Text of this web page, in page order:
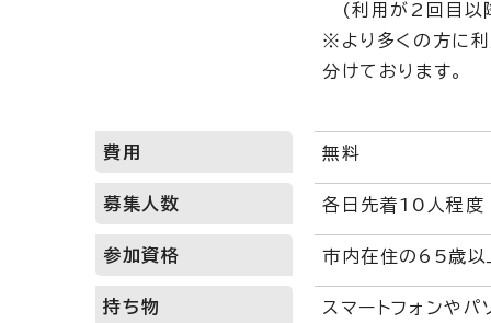
(利用が2回目以
※より多くの方に
分けております。
費用 無料
募集人数 各日先着10人程度
参加資格 市内在住の65歳以
持ち物 スマートフォンやパ